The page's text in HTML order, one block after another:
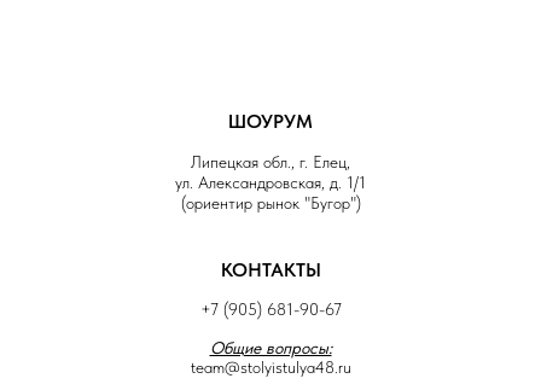
ШОУРУМ
Липецкая обл., г. Елец,
ул. Александровская, д. 1/1
(ориентир рынок "Бугор")
КОНТАКТЫ
+7 (905) 681-90-67
Общие вопросы:
team@stolyistulya48.ru